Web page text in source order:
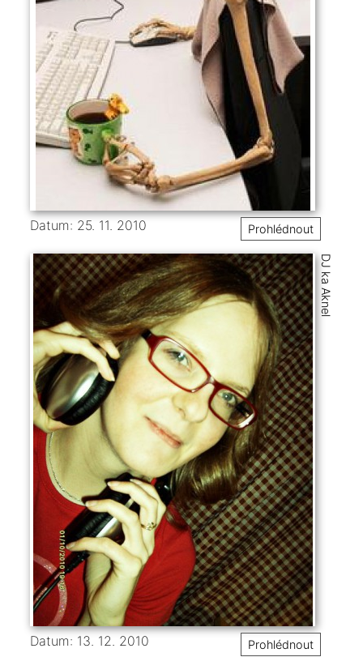
Datum: 25. 11. 2010 Prohlédnout
DJ ka Aknel
Datum: 13. 12. 2010 Prohlédnout